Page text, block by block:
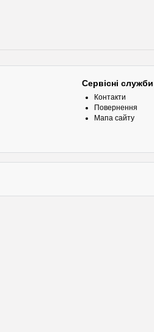
Сервісні служби
Контакти
Повернення
Мапа сайту